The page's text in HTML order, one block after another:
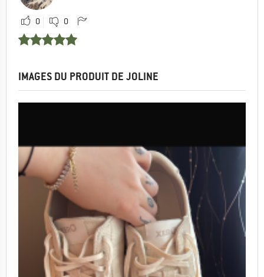
0 0
IMAGES DU PRODUIT DE JOLINE